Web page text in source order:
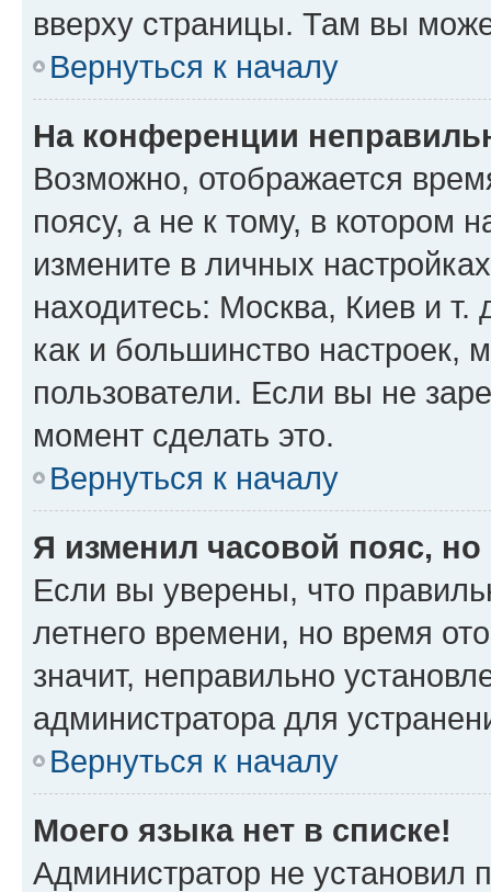
вверху страницы. Там вы
Вернуться к началу
На конференции
Возможно, отображается
поясу, а не к тому, в котором
измените в личных
находитесь: Москва, Киев и т.
как и большинство настроек,
пользователи. Если вы не
момент сделать это.
Вернуться к началу
Я изменил часовой пояс,
Если вы уверены, что
летнего времени, но время
значит, неправильно
администратора для
Вернуться к началу
Моего языка нет в списке!
Администратор не установил